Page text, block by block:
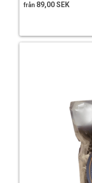
från 89,00 SEK